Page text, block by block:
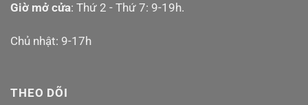
Giờ mở cửa: Thứ 2 - Thứ 7: 9-19h.
Chủ nhật: 9-17h
THEO DÕI